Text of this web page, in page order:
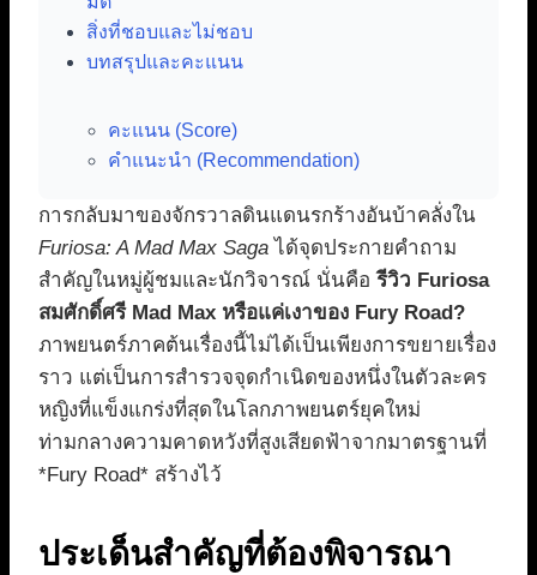
สิ่งที่ชอบและไม่ชอบ
บทสรุปและคะแนน
คะแนน (Score)
คำแนะนำ (Recommendation)
การกลับมาของจักรวาลดินแดนรกร้างอันบ้าคลั่งใน
Furiosa: A Mad Max Saga ได้จุดประกายคำถาม
สำคัญในหมู่ผู้ชมและนักวิจารณ์ นั่นคือรีวิว Furiosa
สมศักดิ์ศรี Mad Max หรือแค่เงาของ Fury Road?
ภาพยนตร์ภาคต้นเรื่องนี้ไม่ได้เป็นเพียงการขยายเรื่อง
ราว แต่เป็นการสำรวจจุดกำเนิดของหนึ่งในตัวละคร
หญิงที่แข็งแกร่งที่สุดในโลกภาพยนตร์ยุคใหม่
ท่ามกลางความคาดหวังที่สูงเสียดฟ้าจากมาตรฐานที่
*Fury Road* สร้างไว้
ประเด็นสำคัญที่ต้องพิจารณา